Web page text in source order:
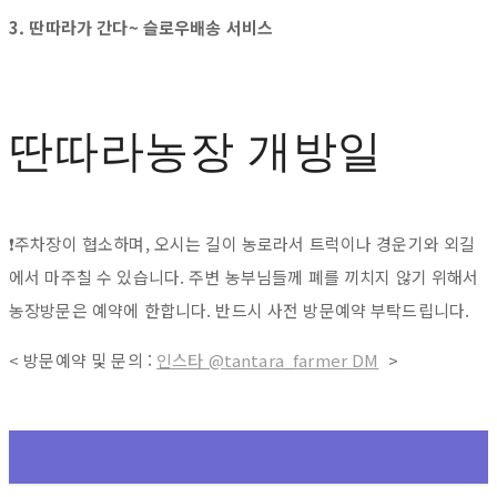
3. 딴따라가 간다~ 슬로우배송 서비스
딴따라농장 개방일
❗주차장이 협소하며, 오시는 길이 농로라서 트럭이나 경운기와 외길
에서 마주칠 수 있습니다. 주변 농부님들께 폐를 끼치지 않기 위해서
농장방문은 예약에 한합니다. 반드시 사전 방문예약 부탁드립니다.
< 방문예약 및 문의 : 인스타 @tantara_farmer DM >